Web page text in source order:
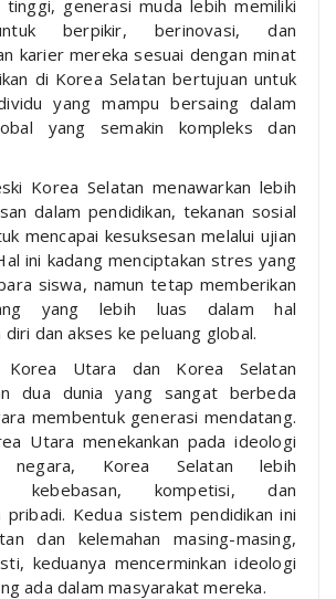
tinggi, generasi muda lebih memiliki
berpikir, berinovasi, dan
karier mereka sesuai dengan minat
di Korea Selatan bertujuan untuk
yang mampu bersaing dalam
yang semakin kompleks dan
Korea Selatan menawarkan lebih
dalam pendidikan, tekanan sosial
mencapai kesuksesan melalui ujian
ini kadang menciptakan stres yang
siswa, namun tetap memberikan
yang lebih luas dalam hal
dan akses ke peluang global.
Korea Utara dan Korea Selatan
dua dunia yang sangat berbeda
membentuk generasi mendatang.
Utara menekankan pada ideologi
Korea Selatan lebih
kebebasan, kompetisi, dan
pribadi. Kedua sistem pendidikan ini
dan kelemahan masing-masing,
keduanya mencerminkan ideologi
ada dalam masyarakat mereka.